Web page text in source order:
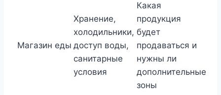
Магазин еды
Хранение,
холодильники,
доступ воды,
санитарные
условия
Какая
продукция
будет
продаваться и
нужны ли
дополнительные
зоны